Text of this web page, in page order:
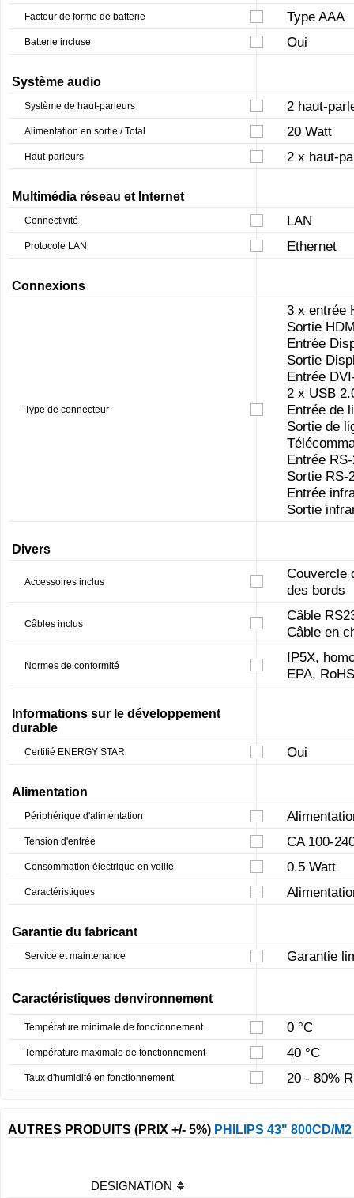
Facteur de forme de batterie Type AAA
Batterie incluse Oui
Système audio
Système de haut-parleurs 2 haut-
Alimentation en sortie / Total 20 Watt
Haut-parleurs 2 x haut-
Multimédia réseau et Internet
Connectivité LAN
Protocole LAN Ethernet
Connexions
Type de connecteur
3 x entrée
Sortie
Entrée
Sortie
Entrée
2 x USB
Entrée de
Sortie de
Entrée
Sortie RS-
Entrée
Sortie
Divers
Accessoires inclus
Couvercle
des bords
Câbles inclus
Câble
Câble en
Normes de conformité
IP5X,
EPA, RoHS
Informations sur le développement
durable
Certifié ENERGY STAR Oui
Alimentation
Périphérique d'alimentation
Tension d'entrée CA 100-
Consommation électrique en veille 0.5 Watt
Caractéristiques
Garantie du fabricant
Service et maintenance Garantie
Caractéristiques denvironnement
Température minimale de fonctionnement 0 °C
Température maximale de fonctionnement 40 °C
Taux d'humidité en fonctionnement 20 - 80%
AUTRES PRODUITS (PRIX +/- 5%) PHILIPS 43" 800CD/M2
DESIGNATION